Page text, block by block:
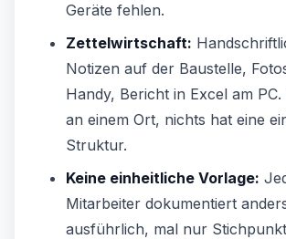
Geräte fehlen.
Zettelwirtschaft:
Notizen auf der Baustelle,
Handy, Bericht in Excel am
an einem Ort, nichts hat eine
Struktur.
Keine einheitliche Vorlage:
Mitarbeiter dokumentiert
ausführlich, mal nur